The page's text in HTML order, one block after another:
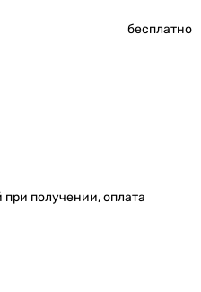
бесплатно
получении, оплата